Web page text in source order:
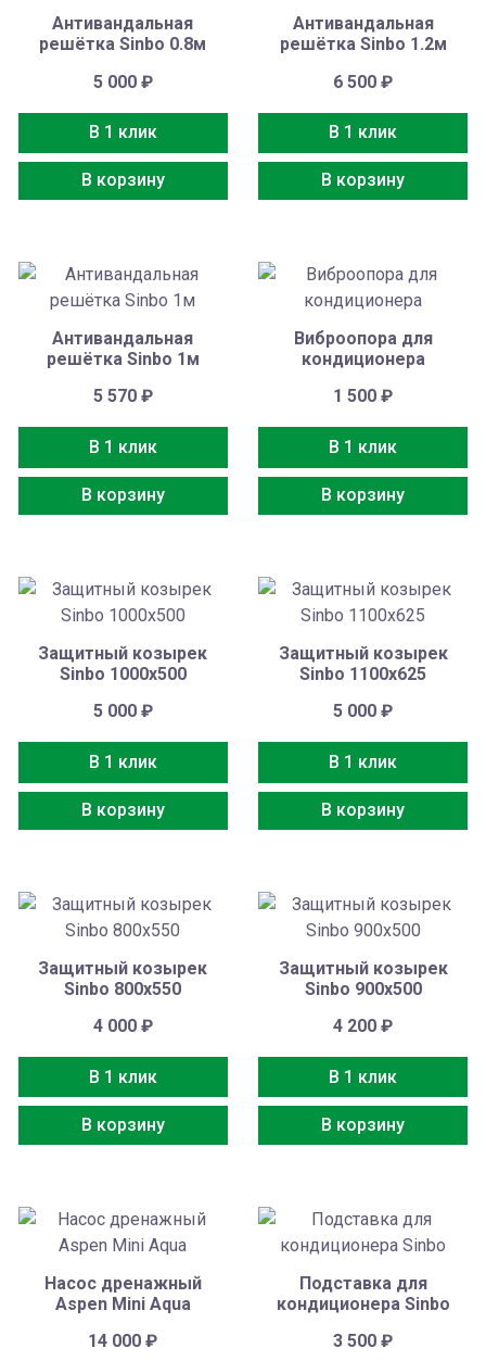
Антивандальная
решётка Sinbo 0.8м
5 000 ₽
В 1 клик
В корзину
Антивандальная
решётка Sinbo 1.2м
6 500₽
В 1 клик
В корзину
Антивандальная
решётка Sinbo 1м
5 570 ₽
В 1 клик
В корзину
Виброопора для
кондиционера
1 500₽
В 1 клик
В корзину
Защитный козырек
Sinbo 1000х500
5 000 ₽
В 1 клик
В корзину
Защитный козырек
Sinbo 1100х625
5 000₽
В 1 клик
В корзину
Защитный козырек
Sinbo 800х550
4 000 ₽
В 1 клик
В корзину
Защитный козырек
Sinbo 900х500
4 200₽
В 1 клик
В корзину
Насос дренажный
Aspen Mini Aqua
14 000₽
Подставка для
кондиционера Sinbo
3 500₽